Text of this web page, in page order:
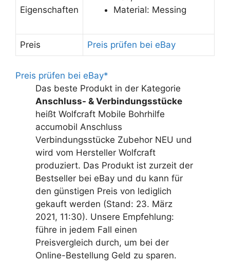
Eigenschaften
Material: Messing
Preis Preis prüfen bei eBay
Preis prüfen bei eBay*
Das beste Produkt in der Kategorie
Anschluss- & Verbindungsstücke
heißt Wolfcraft Mobile Bohrhilfe
accumobil Anschluss
Verbindungsstücke Zubehor NEU und
wird vom Hersteller Wolfcraft
produziert. Das Produkt ist zurzeit der
Bestseller bei eBay und du kann für
den günstigen Preis von lediglich
gekauft werden (Stand: 23. März
2021, 11:30). Unsere Empfehlung:
führe in jedem Fall einen
Preisvergleich durch, um bei der
Online-Bestellung Geld zu sparen.